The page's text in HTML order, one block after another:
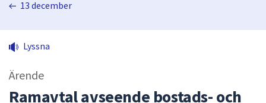
sökfältet
13 december
Lyssna
Ärende
Ramavtal avseende bostads- och